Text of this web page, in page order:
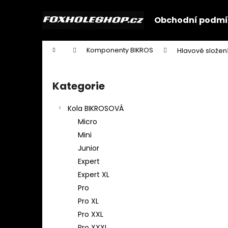
Obchodní
Domů Komponenty BIKROS Hlavové složení
Přeskočit
kategorie
Kategorie
Kola BIKROSOVÁ
Micro
Mini
Junior
Expert
Expert XL
Pro
Pro XL
Pro XXL
Zpět
Zpět